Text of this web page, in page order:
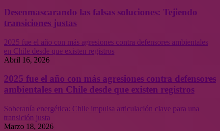
Desenmascarando las falsas soluciones: Tejiendo
transiciones justas
2025 fue el año con más agresiones contra defensores ambientales
en Chile desde que existen registros
Abril 16, 2026
2025 fue el año con más agresiones contra defensores
ambientales en Chile desde que existen registros
Soberanía energética: Chile impulsa articulación clave para una
transición justa
Marzo 18, 2026